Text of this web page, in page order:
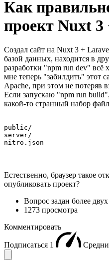
Как
проект Nuxt 3
Создал сайт на Nuxt 3 +
базой данных, находится в
разработки "npm run dev" всё
мне теперь "забилдить" этот
Apache, при этом не потеряв
Если запускаю "npm run
какой-то странный набор
public/
server/
nitro.json
Естественно, браузер такое
опубликовать проект?
Вопрос задан более
1273 просмотра
Комментировать
Подписаться 1